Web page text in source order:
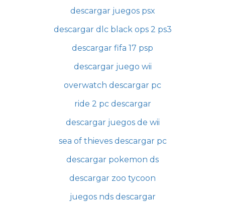
descargar juegos psx
descargar dlc black ops 2 ps3
descargar fifa 17 psp
descargar juego wii
overwatch descargar pc
ride 2 pc descargar
descargar juegos de wii
sea of thieves descargar pc
descargar pokemon ds
descargar zoo tycoon
juegos nds descargar